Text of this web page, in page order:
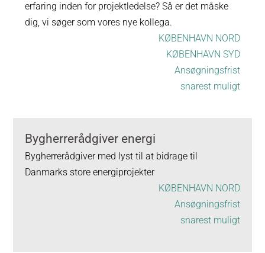
erfaring inden for projektledelse? Så er det måske
dig, vi søger som vores nye kollega.
KØBENHAVN NORD
KØBENHAVN SYD
Ansøgningsfrist
snarest muligt
Bygherrerådgiver energi
Bygherrerådgiver med lyst til at bidrage til
Danmarks store energiprojekter
KØBENHAVN NORD
Ansøgningsfrist
snarest muligt